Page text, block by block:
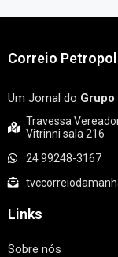
Correio
Um Jornal do
Travessa
Vitrinni sala 216
24 99248-3167
Links
Sobre nós